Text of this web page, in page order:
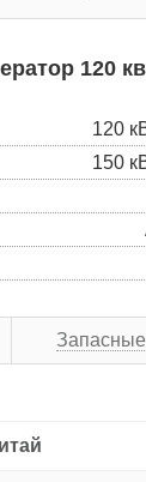
120
120
150
Запасные